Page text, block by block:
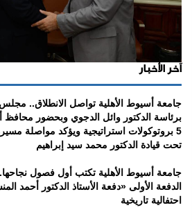
آخر الأخبار
جامعة أسيوط الأهلية تواصل الانطلاق.. مجلس
برئاسة الدكتور وائل الدجوي وبحضور محافظ
5 بروتوكولات استراتيجية ويؤكد مواصلة
تحت قيادة الدكتور محمد سيد إبراهيم
جامعة أسيوط الأهلية تكتب أول فصول
الدفعة الأولى «دفعة الأستاذ الدكتور أحمد
احتفالية تاريخية